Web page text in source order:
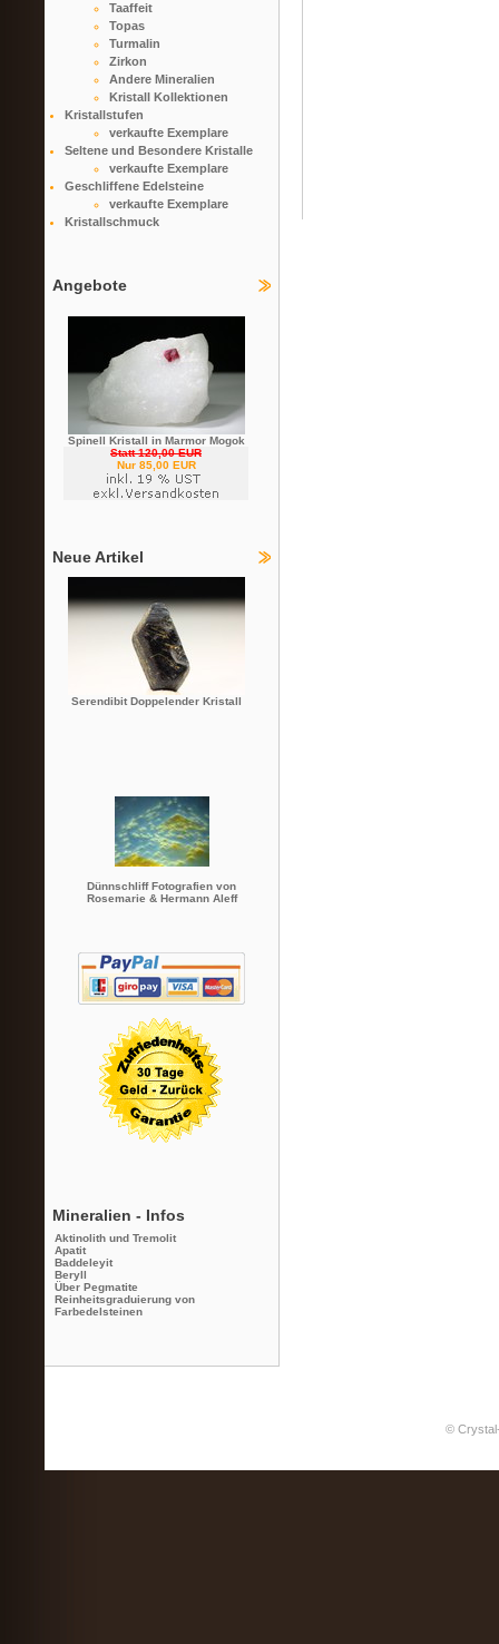
Taaffeit
Topas
Turmalin
Zirkon
Andere Mineralien
Kristall Kollektionen
Kristallstufen
verkaufte Exemplare
Seltene und Besondere Kristalle
verkaufte Exemplare
Geschliffene Edelsteine
verkaufte Exemplare
Kristallschmuck
Angebote
Spinell Kristall in Marmor Mogok
Statt 120,00 EUR
Nur 85,00 EUR
Neue Artikel
Serendibit Doppelender Kristall
Dünnschliff Fotografien von
Rosemarie & Hermann Aleff
Mineralien - Infos
Aktinolith und Tremolit
Apatit
Baddeleyit
Beryll
Über Pegmatite
Reinheitsgraduierung von
Farbedelsteinen
©